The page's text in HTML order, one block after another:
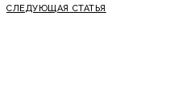
СЛЕДУЮЩАЯ СТАТЬЯ